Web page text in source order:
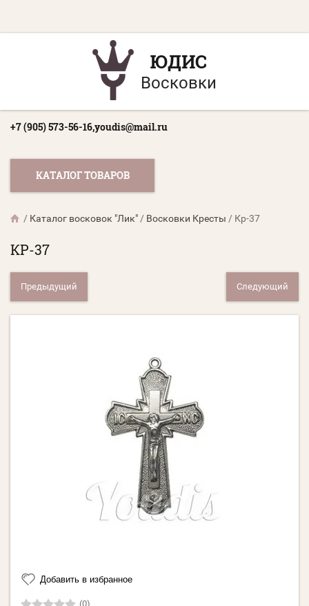
ЮДИС
Восковки
+7 (905) 573-56-16,youdis@mail.ru
КАТАЛОГ ТОВАРОВ
/ Каталог восковок "Лик" / Восковки Кресты / Кр-37
КР-37
Предыдущий Следующий
Добавить в избранное
(0)